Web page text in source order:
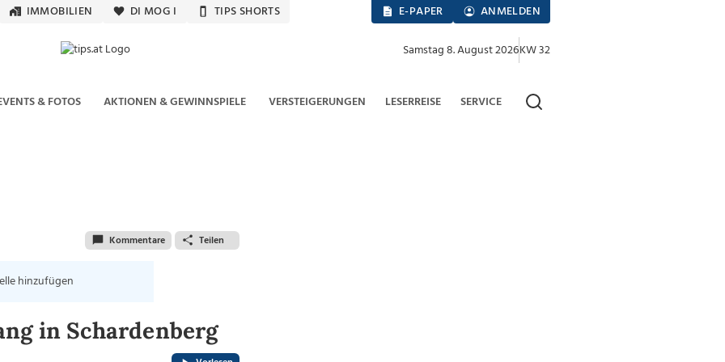
IMMOBILIEN DI MOG I TIPS SHORTS E-PAPER ANMELDEN
Samstag 8. August 2026KW 32
& FOTOS AKTIONEN & GEWINNSPIELE VERSTEIGERUNGEN LESERREISE SERVICE
Kommentare Teilen
hinzufügen
in Schardenberg